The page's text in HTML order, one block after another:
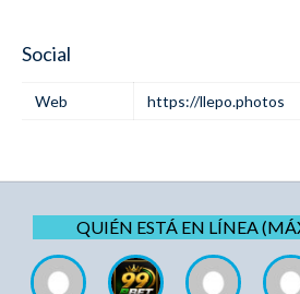
Social
Web https://llepo.photos
QUIÉN ESTÁ EN LÍNEA